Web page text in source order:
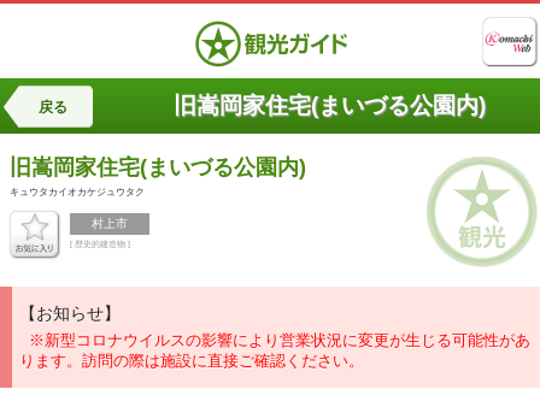
戻る 旧嵩岡家住宅(まいづる公園内)
旧嵩岡家住宅(まいづる公園内)
キュウタカイオカケジュウタク
村上市
[ 歴史的建造物 ]
【お知らせ】
※新型コロナウイルスの影響により営業状況に変更が生じる可能性があ
ります。訪問の際は施設に直接ご確認ください。